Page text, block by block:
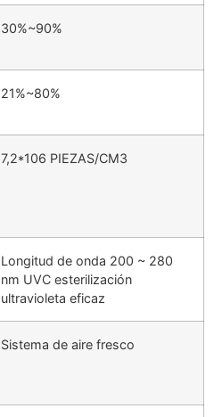
30%~90%
21%~80%
7,2*106 PIEZAS/CM3
Longitud de onda 200 ~ 280
nm UVC esterilización
ultravioleta eficaz
Sistema de aire fresco